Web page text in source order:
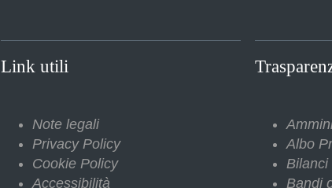
Link utili
Note legali
Privacy Policy
Cookie Policy
Accessibilità
Albo
Bilanci
Bandi